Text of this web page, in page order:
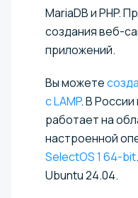
MariaDB и PHP.
создания веб-
приложений.
Вы можете
с LAMP. В
работает на
настроенной
SelectOS 1 64-bit
Ubuntu 24.04.